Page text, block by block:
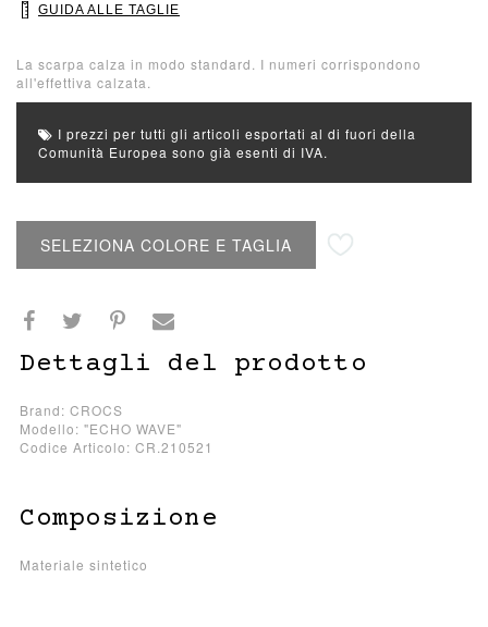
GUIDA ALLE TAGLIE
La scarpa calza in modo standard. I numeri corrispondono
all'effettiva calzata.
I prezzi per tutti gli articoli esportati al di fuori della
Comunità Europea sono già esenti di IVA.
SELEZIONA COLORE E TAGLIA
Dettagli del prodotto
Brand: CROCS
Modello: "ECHO WAVE"
Codice Articolo: CR.210521
Composizione
Materiale sintetico